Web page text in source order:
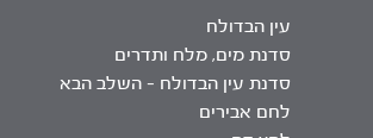
עין הבדולח
סדנת מים, מלח ותדרים
סדנת עין הבדולח – השלב הבא
לחם אבירים